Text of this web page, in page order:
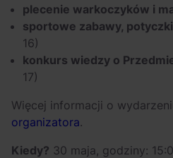
plecenie warkoczyków i
sportowe zabawy,
16)
konkurs wiedzy o
17)
Więcej informacji o
organizatora.
Kiedy? 30 maja, godziny: